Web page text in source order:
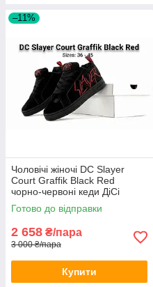
–11%
Чоловічі жіночі DC Slayer
Court Graffik Black Red
чорно-червоні кеди ДіСі
Слейєр скейтерські дуті
замшеві розміри 36-45
Готово до відправки
2 658 ₴/пара
3 000 ₴/пара
Купити